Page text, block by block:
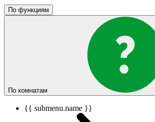
По функциям
По комнатам
{{ submenu.name }}